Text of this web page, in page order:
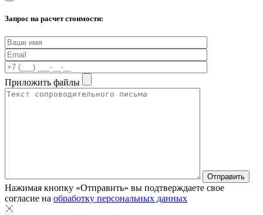
Запрос на расчет стоимости:
Приложить файлы
Нажимая кнопку «Отправить» вы подтверждаете свое
согласие на обработку персональных данных